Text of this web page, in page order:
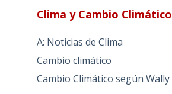
Clima y Cambio Climático
A: Noticias de Clima
Cambio climático
Cambio Climático según Wally